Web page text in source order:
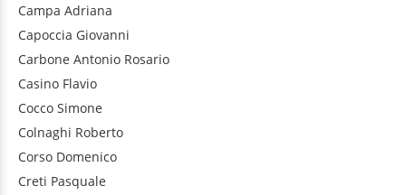
Campa Adriana
Capoccia Giovanni
Carbone Antonio Rosario
Casino Flavio
Cocco Simone
Colnaghi Roberto
Corso Domenico
Creti Pasquale